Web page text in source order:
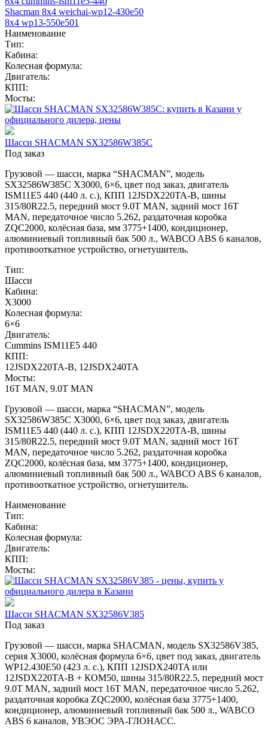
Shacman 8x4 weichai-wp12-430e50
8x4 wp13-550e501
Наименование
Тип:
Кабина:
Колесная формула:
Двигатель:
КПП:
Мосты:
Шасси SHACMAN SX32586W385С
Под заказ
Грузовой — шасси, марка “SHACMAN”, модель
SX32586W385C X3000, 6×6, цвет под заказ, двигатель
ISM11E5 440 (440 л. с.), КПП 12JSDX220TA-B, шины
315/80R22.5, передний мост 9.0T MAN, задний мост 16T
MAN, передаточное число 5.262, раздаточная коробка
ZQC2000, колёсная база, мм 3775+1400, кондиционер,
алюминиевый топливный бак 500 л., WABCO ABS 6 каналов,
противооткатное устройство, огнетушитель.
Тип:
Шасси
Кабина:
X3000
Колесная формула:
6×6
Двигатель:
Cummins ISM11E5 440
КПП:
12JSDX220TA-B, 12JSDX240TA
Мосты:
16T MAN, 9.0T MAN
Грузовой — шасси, марка “SHACMAN”, модель
SX32586W385C X3000, 6×6, цвет под заказ, двигатель
ISM11E5 440 (440 л. с.), КПП 12JSDX220TA-B, шины
315/80R22.5, передний мост 9.0T MAN, задний мост 16T
MAN, передаточное число 5.262, раздаточная коробка
ZQC2000, колёсная база, мм 3775+1400, кондиционер,
алюминиевый топливный бак 500 л., WABCO ABS 6 каналов,
противооткатное устройство, огнетушитель.
Наименование
Тип:
Кабина:
Колесная формула:
Двигатель:
КПП:
Мосты:
Шасси SHACMAN SX32586V385
Под заказ
Грузовой — шасси, марка SHACMAN, модель SX32586V385,
серия X3000, колёсная формула 6×6, цвет под заказ, двигатель
WP12.430E50 (423 л. с.), КПП 12JSDX240TA или
12JSDX220TA-B + КОМ50, шины 315/80R22.5, передний мост
9.0T MAN, задний мост 16T MAN, передаточное число 5.262,
раздаточная коробка ZQC2000, колёсная база 3775+1400,
кондиционер, алюминиевый топливный бак 500 л., WABCO
ABS 6 каналов, УВЭОС ЭРА-ГЛОНАСС.